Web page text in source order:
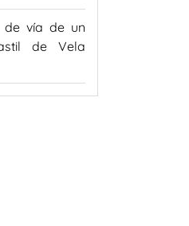
de vía de un
de Vela